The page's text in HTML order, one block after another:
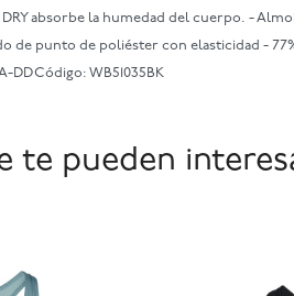
absorbe la humedad del cuerpo. -
de punto de poliéster con elasticidad -
DD Código: WB51035BK
te pueden